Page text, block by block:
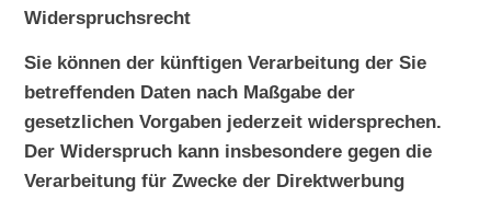
Widerspruchsrecht
Sie können der künftigen Verarbeitung der Sie
betreffenden Daten nach Maßgabe der
gesetzlichen Vorgaben jederzeit widersprechen.
Der Widerspruch kann insbesondere gegen die
Verarbeitung für Zwecke der Direktwerbung